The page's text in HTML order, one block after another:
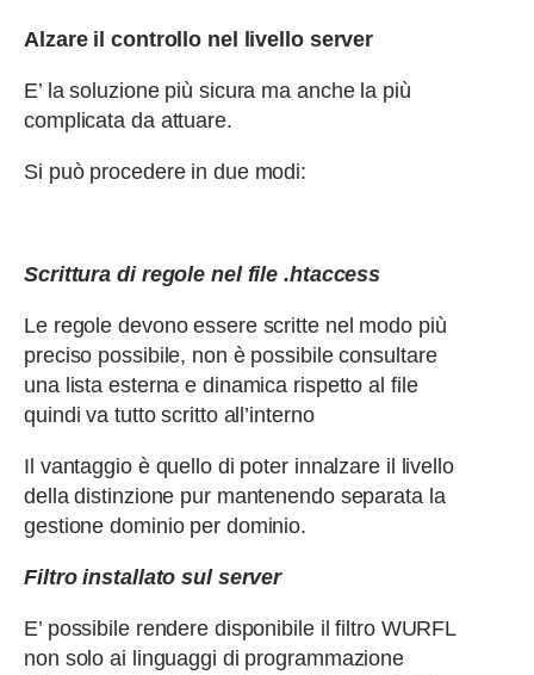
Alzare il controllo nel livello server
E’ la soluzione più sicura ma anche la più
complicata da attuare.
Si può procedere in due modi:
Scrittura di regole nel file .htaccess
Le regole devono essere scritte nel modo più
preciso possibile, non è possibile consultare
una lista esterna e dinamica rispetto al file
quindi va tutto scritto all’interno
Il vantaggio è quello di poter innalzare il livello
della distinzione pur mantenendo separata la
gestione dominio per dominio.
Filtro installato sul server
E’ possibile rendere disponibile il filtro WURFL
non solo ai linguaggi di programmazione